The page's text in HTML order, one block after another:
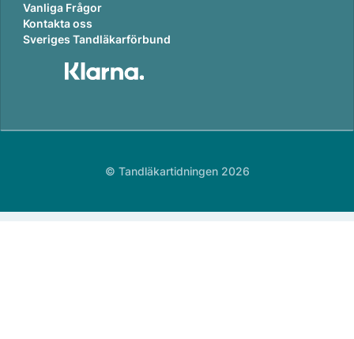
Vanliga Frågor
Kontakta oss
Sveriges Tandläkarförbund
© Tandläkartidningen 2026